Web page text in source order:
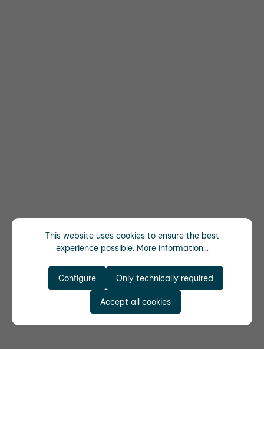
This website uses cookies to ensure the best
experience possible. More information...
Only technically required
Configure
Accept all cookies